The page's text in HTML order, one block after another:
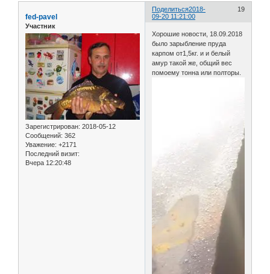
Поделиться 19
2018-
09-20 11:21:00
fed-pavel
Участник
Зарегистрирован: 2018-05-12
Сообщений: 362
Уважение: +2171
Последний визит:
Вчера 12:20:48
Хорошие новости, 18.09.2018
было зарыбление пруда
карпом от1,5кг. и и белый
амур такой же, общий вес
помоему тонна или полторы.